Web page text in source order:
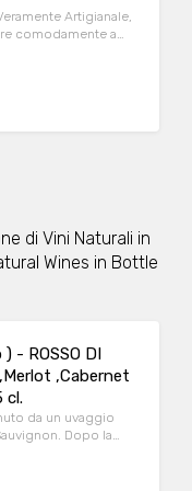
comodamente a
comfortably at
di Vini Naturali in
Wines in Bottle
- ROSSO DI
,Cabernet
cl.
Dopo la
per circa 20 giorni,
Affinamento per